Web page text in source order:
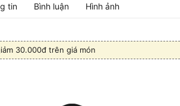
tin Bình luận Hình ảnh
30.000đ trên giá món